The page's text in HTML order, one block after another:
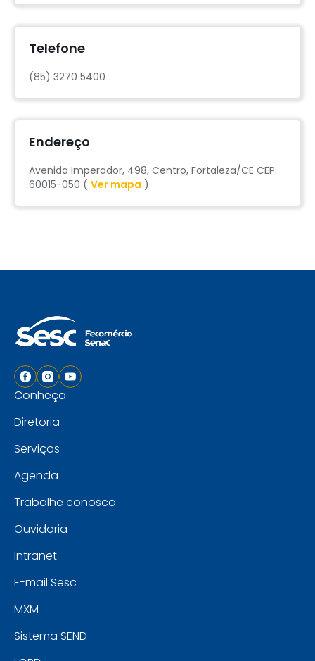
Telefone
(85) 3270 5400
Endereço
Avenida Imperador, 498, Centro, Fortaleza/CE CEP:
60015-050 ( Ver mapa )
Conheça
Diretoria
Serviços
Agenda
Trabalhe conosco
Ouvidoria
Intranet
E-mail Sesc
MXM
Sistema SEND